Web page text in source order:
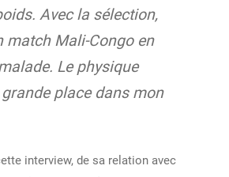
Avec la sélection,
match Mali-Congo en
Le physique
place dans mon
interview, de sa relation avec